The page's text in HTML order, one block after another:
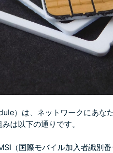
）は、ネットワークにあな
は以下の通りです。
（国際モバイル加入者識別